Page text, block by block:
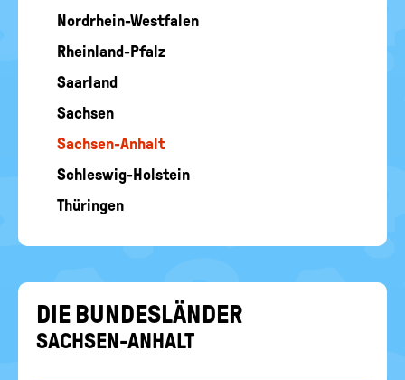
Nordrhein-Westfalen
Rheinland-Pfalz
Saarland
Sachsen
Sachsen-Anhalt
Schleswig-Holstein
Thüringen
DIE BUN­DES­LÄN­DER
SACHSEN-​ANHALT